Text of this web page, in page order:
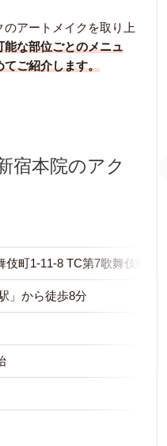
アートメイクを取り上
な部位ごとのメニュ
てご紹介します。
宿本院のアク
伎町1-11-8 TC第7歌舞伎町花
」から徒歩8分